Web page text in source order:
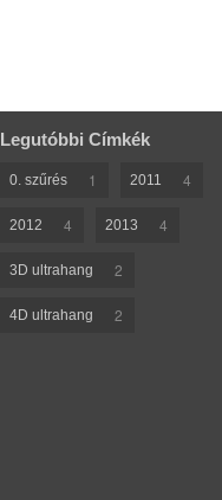
Legutóbbi Címkék
0. szűrés 1 2011 4
2012 4 2013 4
3D ultrahang 2
4D ultrahang 2